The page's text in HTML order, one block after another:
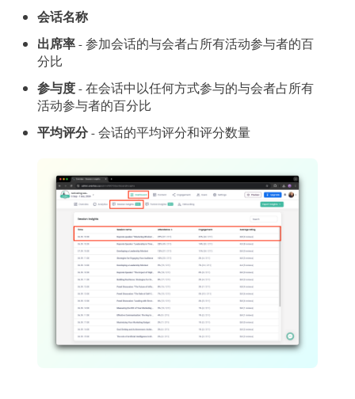
会话名称
出席率- 参加会话的与会者占所有活动参与者的百
分比
参与度- 在会话中以任何方式参与的与会者占所有
活动参与者的百分比
平均评分- 会话的平均评分和评分数量